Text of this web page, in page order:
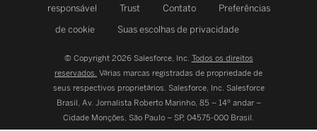
responsável
Trust Contato
Preferências
de cookie
Suas escolhas de privacidade
© Copyright 2026 Salesforce, Inc. Todos os direitos
reservados. Várias marcas registradas de propriedade de
seus respectivos proprietários. Salesforce, Inc. Salesforce
Brasil, Av. Jornalista Roberto Marinho, 85 – 14º andar –
Cidade Monções, São Paulo – SP, 04575-000 Brasil.